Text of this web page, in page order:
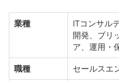
業種
ITコンサル
開発、ブリ
ア、運用・
職種
セールスエ